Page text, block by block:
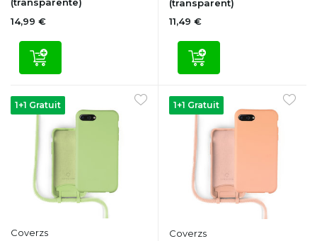
14,99 €
(transparent)
11,49 €
1+1 Gratuit
Coverzs
1+1 Gratuit
Coverzs